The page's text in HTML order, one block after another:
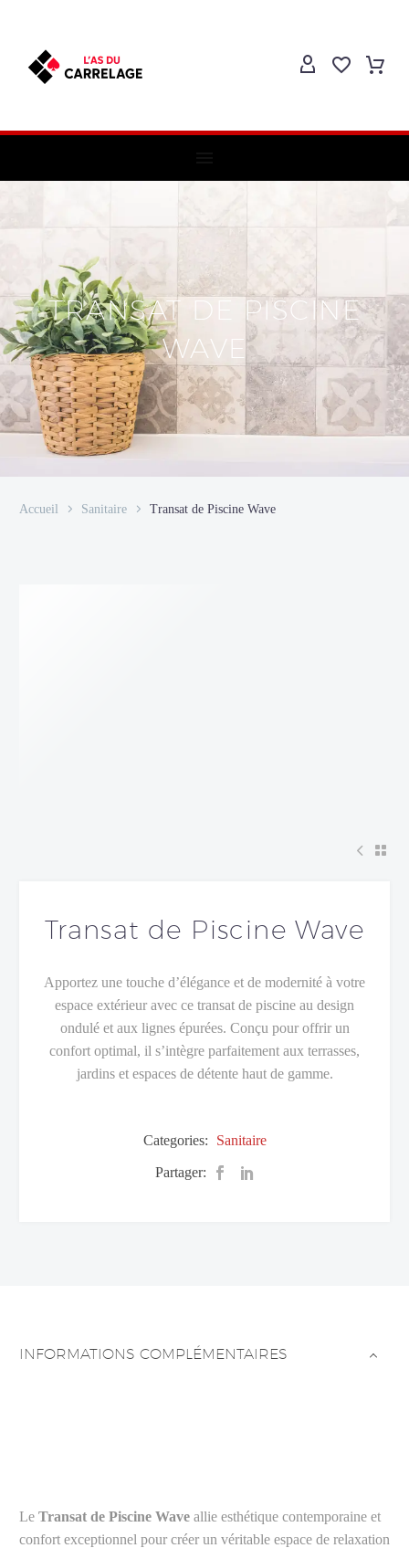
TRANSAT DE PISCINE
WAVE
Accueil Sanitaire Transat de Piscine Wave
Transat de Piscine Wave
Apportez une touche d’élégance et de modernité à votre
espace extérieur avec ce transat de piscine au design
ondulé et aux lignes épurées. Conçu pour offrir un
confort optimal, il s’intègre parfaitement aux terrasses,
jardins et espaces de détente haut de gamme.
Categories: Sanitaire
Partager:
INFORMATIONS COMPLÉMENTAIRES
Le Transat de Piscine Wave allie esthétique contemporaine et
confort exceptionnel pour créer un véritable espace de relaxation